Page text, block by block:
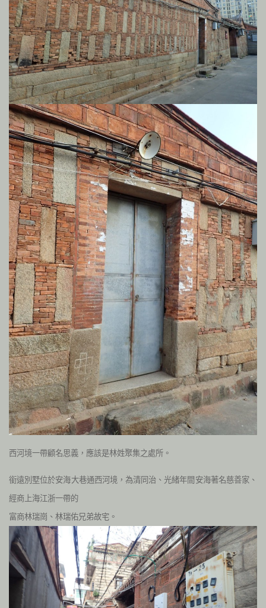
西河境一帶顧名思義，應該是林姓聚集之處所。
銜遠別墅位於安海大巷通西河境，為清同治、光緒年間安海著名慈善家、
經商 上海江浙一帶的
富商林瑞崗、林瑞佑兄弟故宅。